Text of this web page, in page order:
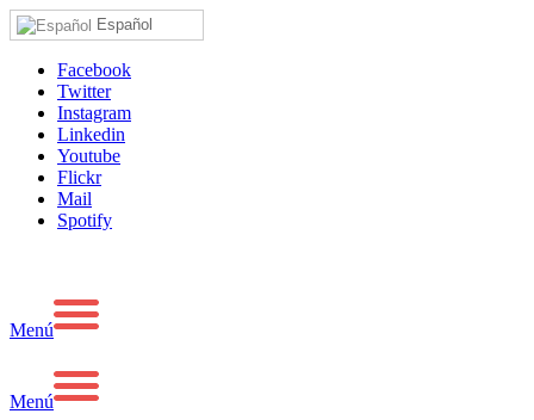
Español
Facebook
Twitter
Instagram
Linkedin
Youtube
Flickr
Mail
Spotify
Menú
Menú